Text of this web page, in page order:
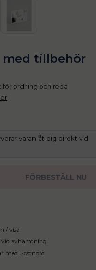
med tillbehör
för ordning och reda
varan åt dig direkt vid
FÖRBESTÄLL NU
/ visa
vid avhämtning
med Postnord